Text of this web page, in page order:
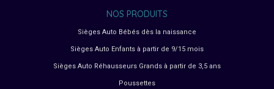
NOS PRODUITS
Sièges Auto Bébés dès la naissance
Sièges Auto Enfants à partir de 9/15 mois
Sièges Auto Réhausseurs Grands à partir de 3,5 ans
Poussettes